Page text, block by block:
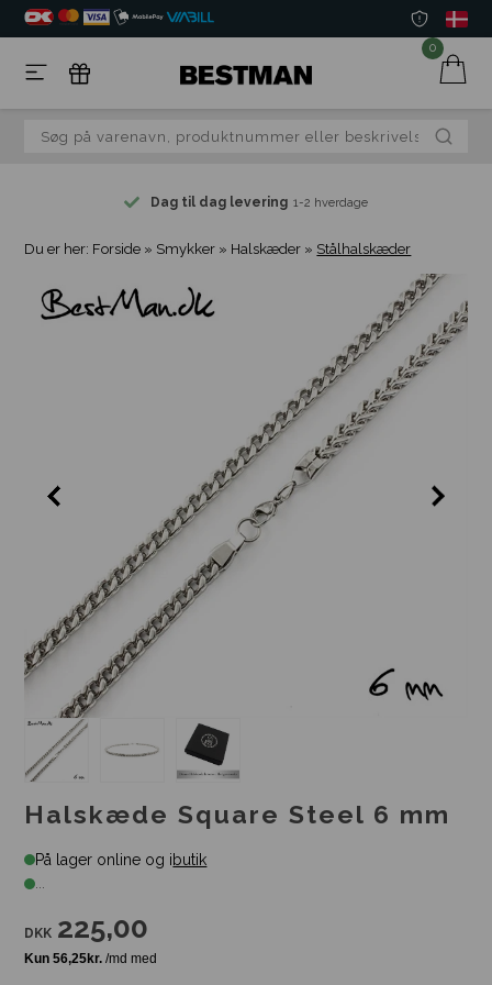
0
Dag til dag levering 1-2 hverdage
Du er her: Forside » Smykker » Halskæder » Stålhalskæder
Halskæde Square Steel 6 mm
På lager online og ibutik
...
DKK 225,00